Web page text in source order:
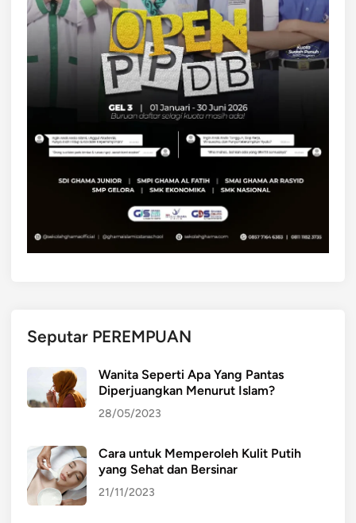
Seputar PEREMPUAN
Wanita Seperti Apa Yang Pantas
Diperjuangkan Menurut Islam?
28/05/2023
Cara untuk Memperoleh Kulit Putih
yang Sehat dan Bersinar
21/11/2023